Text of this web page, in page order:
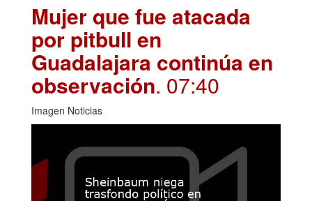
Mujer que fue atacada
por pitbull en
Guadalajara continúa en
observación. 07:40
Imagen Noticias